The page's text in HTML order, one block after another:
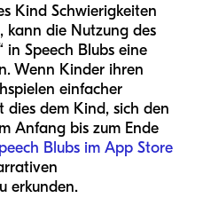
Kind Schwierigkeiten
kann die Nutzung des
in Speech Blubs eine
Wenn Kinder ihren
einfacher
dies dem Kind, sich den
Anfang bis zum Ende
Blubs im App Store
erkunden.